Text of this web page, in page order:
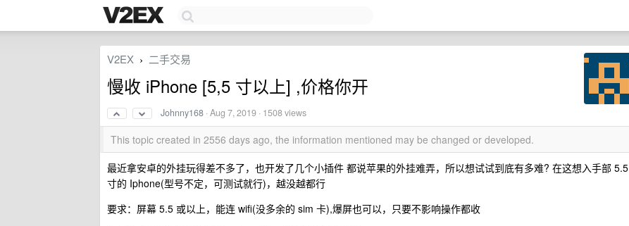
V2EX › 二手交易
慢收 iPhone [5,5 寸以上] ,价格你开
Johnny168 ·Aug 7, 2019 · 1508 views
This topic created in 2556 days ago, the information mentioned may be changed or developed.
最近拿安卓的外挂玩得差不多了，也开发了几个小插件 都说苹果的外挂难弄，所以想试试到底有多难? 在这想入手部 5.5
寸的 Iphone(型号不定，可测试就行)，越没越都行
要求：屏幕 5.5 或以上，能连 wifi(没多余的 sim 卡),爆屏也可以，只要不影响操作都收